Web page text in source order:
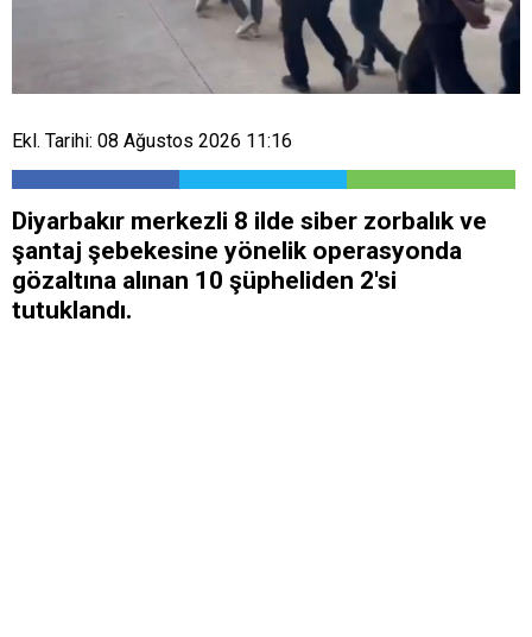
Ekl. Tarihi: 08 Ağustos 2026 11:16
Diyarbakır merkezli 8 ilde siber zorbalık ve
şantaj şebekesine yönelik operasyonda
gözaltına alınan 10 şüpheliden 2'si
tutuklandı.